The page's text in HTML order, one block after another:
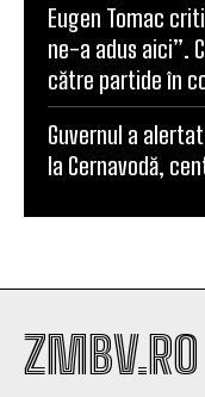
Comentariu:
POPULAR
Pîslaru de la
consumului
energie